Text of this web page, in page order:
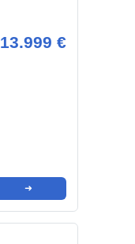
13.999 €
➜